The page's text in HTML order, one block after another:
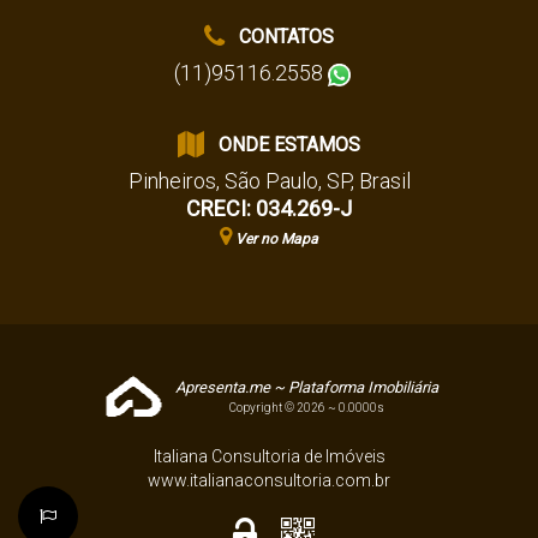
CONTATOS
(11)95116.2558
ONDE ESTAMOS
Pinheiros, São Paulo, SP, Brasil
CRECI: 034.269-J
Ver no Mapa
Apresenta.me ~ Plataforma Imobiliária
Copyright © 2026 ~ 0.0000s
Italiana Consultoria de Imóveis
www.italianaconsultoria.com.br